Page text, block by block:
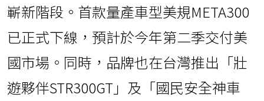
嶄新階段。首款量產車型美規META300
已正式下線，預計於今年第二季交付美
國市場。同時，品牌也在台灣推出「壯
遊夥伴STR300GT」及「國民安全神車